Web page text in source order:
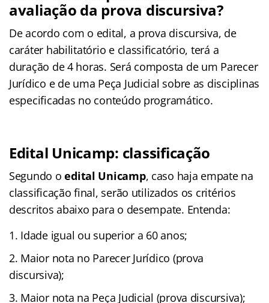
avaliação da prova discursiva?
De acordo com o edital, a prova discursiva, de
caráter habilitatório e classificatório, terá a
duração de 4 horas. Será composta de um Parecer
Jurídico e de uma Peça Judicial sobre as disciplinas
especificadas no conteúdo programático.
Edital Unicamp: classificação
Segundo oedital Unicamp, caso haja empate na
classificação final, serão utilizados os critérios
descritos abaixo para o desempate. Entenda:
Idade igual ou superior a 60 anos;
Maior nota no Parecer Jurídico (prova
discursiva);
Maior nota na Peça Judicial (prova discursiva);